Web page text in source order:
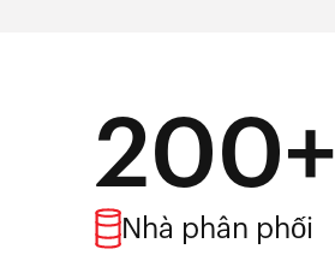
200+
Nhà phân phối